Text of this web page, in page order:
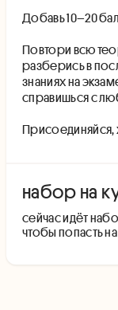
Добавь 10–20
Повтори всю
разберись в
знаниях на
справишься с
Присоединяйся,
набор на
cейчас идёт
чтобы попасть